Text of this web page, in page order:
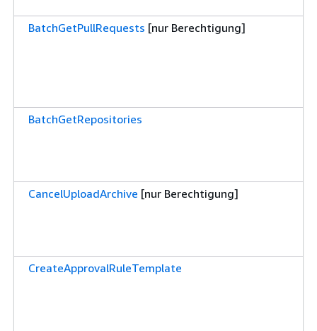
BatchGetPullRequests [nur Berechtigung]
BatchGetRepositories
CancelUploadArchive [nur Berechtigung]
CreateApprovalRuleTemplate